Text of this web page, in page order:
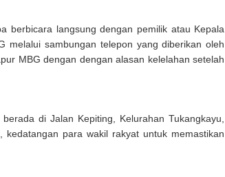
berbicara langsung dengan pemilik atau Kepala
melalui sambungan telepon yang diberikan oleh
MBG dengan dengan alasan kelelahan setelah
di Jalan Kepiting, Kelurahan Tukangkayu,
kedatangan para wakil rakyat untuk memastikan